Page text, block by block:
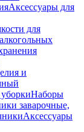
Аксессуары для
для
и
Наборы
заварочные,
Аксессуары